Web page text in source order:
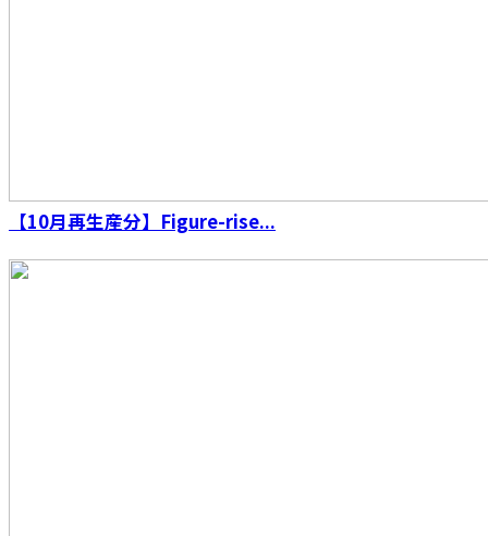
【10月再生産分】Figure-rise...